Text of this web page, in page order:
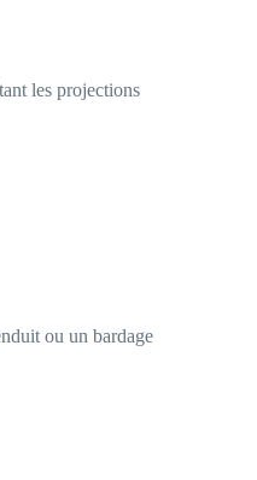
les projections
ou un bardage